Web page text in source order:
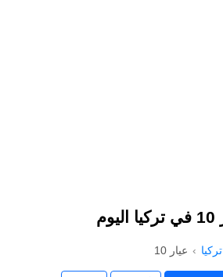
تركيا عيار 10